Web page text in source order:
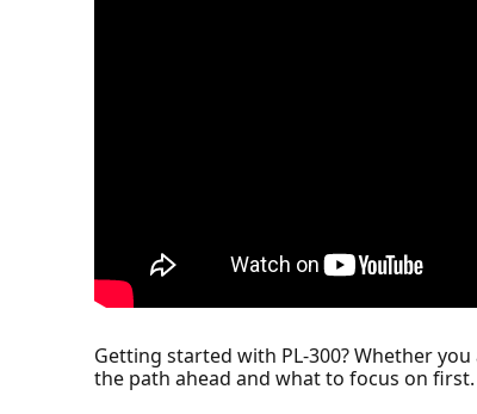
Getting started with PL-300? Whether
the path ahead and what to focus on first.